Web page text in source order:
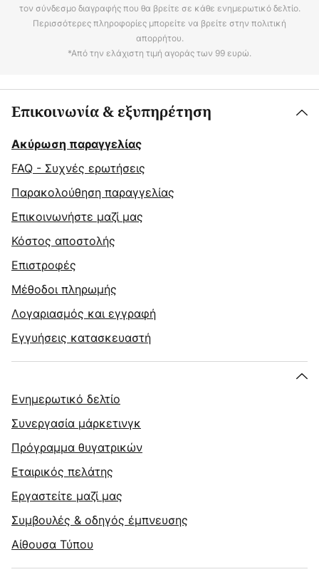
τον σύνδεσμο διαγραφής που θα βρείτε σε κάθε ενημερωτικό δελτίο.
Περισσότερες πληροφορίες μπορείτε να βρείτε στην πολιτική
απορρήτου.
*Από την ελάχιστη τιμή αγοράς των 99 ευρώ.
Επικοινωνία & εξυπηρέτηση
Ακύρωση παραγγελίας
FAQ - Συχνές ερωτήσεις
Παρακολούθηση παραγγελίας
Επικοινωνήστε μαζί μας
Κόστος αποστολής
Επιστροφές
Μέθοδοι πληρωμής
Λογαριασμός και εγγραφή
Εγγυήσεις κατασκευαστή
Ενημερωτικό δελτίο
Συνεργασία μάρκετινγκ
Πρόγραμμα θυγατρικών
Εταιρικός πελάτης
Εργαστείτε μαζί μας
Συμβουλές & οδηγός έμπνευσης
Αίθουσα Τύπου